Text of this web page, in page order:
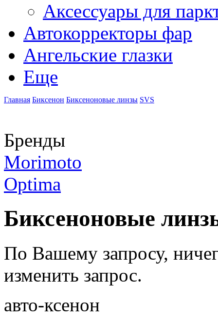
Аксессуары для
Автокорректоры фар
Ангельские глазки
Еще
Главная Биксенон Биксеноновые линзы SVS
Бренды
Morimoto
Optima
Биксеноновые
По Вашему запросу,
изменить запрос.
авто-ксенон